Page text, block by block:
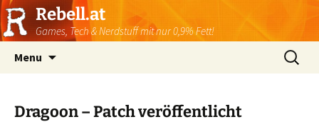
Rebell.at
Games, Tech & Nerdstuff mit nur 0,9% Fett!
Menu
Suchen
nach:
Dragoon – Patch veröffentlicht